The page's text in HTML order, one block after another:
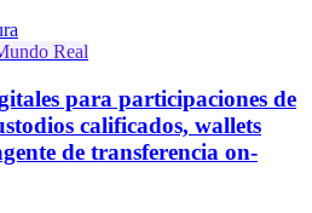
Real
para participaciones de
calificados, wallets
de transferencia on-